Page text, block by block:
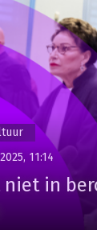
11:14
niet in